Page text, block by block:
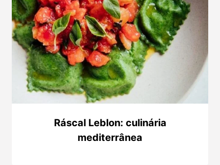
Ráscal Leblon: culinária
mediterrânea